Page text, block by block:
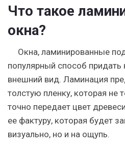
Что такое
окна?
Окна, ламинированные
популярный способ
внешний вид. Ламинация
толстую пленку, которая не
точно передает цвет
ее фактуру, которая будет
визуально, но и на ощупь.